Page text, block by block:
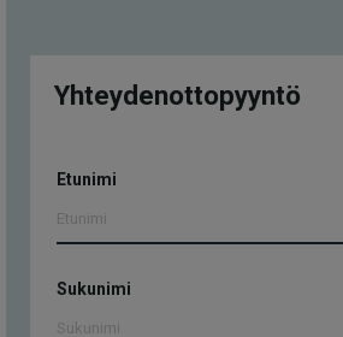
Yhteydenottopyyntö
Yhteydenottopyyntö
Etunimi
Sukunimi